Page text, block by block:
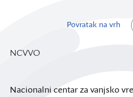
Povratak na vrh
NCVVO
Nacionalni centar za vanjsko